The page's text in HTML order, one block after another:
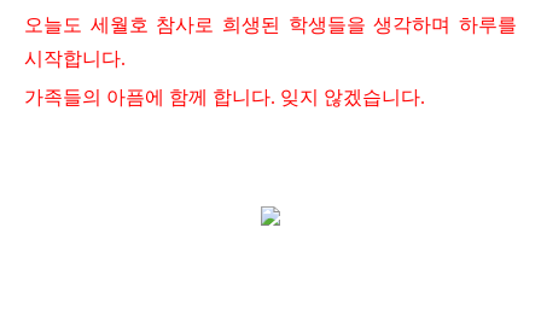
오늘도 세월호 참사로 희생된 학생들을 생각하며 하루를
시작합니다.
가족들의 아픔에 함께 합니다. 잊지 않겠습니다.